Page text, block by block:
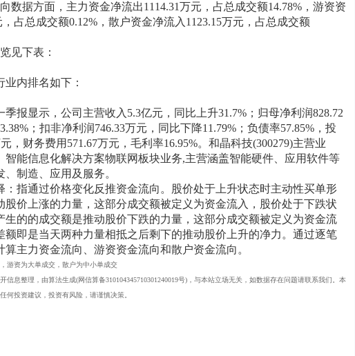
数据方面，主力资金净流出1114.31万元，占总成交额14.78%，游资资
占总成交额0.12%，散户资金净流入1123.15万元，占总成交额
见下表：
内排名如下：
季报显示，公司主营收入5.3亿元，同比上升31.7%；归母净利润828.72
；扣非净利润746.33万元，同比下降11.79%；负债率57.85%，投
，财务费用571.67万元，毛利率16.95%。和晶科技(300279)主营业
智能信息化解决方案物联网板块业务,主营涵盖智能硬件、应用软件等
制造、应用及服务。
：指通过价格变化反推资金流向。股价处于上升状态时主动性买单形
股价上涨的力量，这部分成交额被定义为资金流入，股价处于下跌状
生的的成交额是推动股价下跌的力量，这部分成交额被定义为资金流
额即是当天两种力量相抵之后剩下的推动股价上升的净力。通过逐笔
算主力资金流向、游资资金流向和散户资金流向。
游资为大单成交，散户为中小单成交
信息整理，由算法生成(网信算备310104345710301240019号)，与本站立场无关，如数据存在问题请联系我们。本
何投资建议，投资有风险，请谨慎决策。